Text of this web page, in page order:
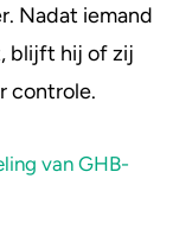
Nadat iemand
blijft hij of zij
controle.
van GHB-